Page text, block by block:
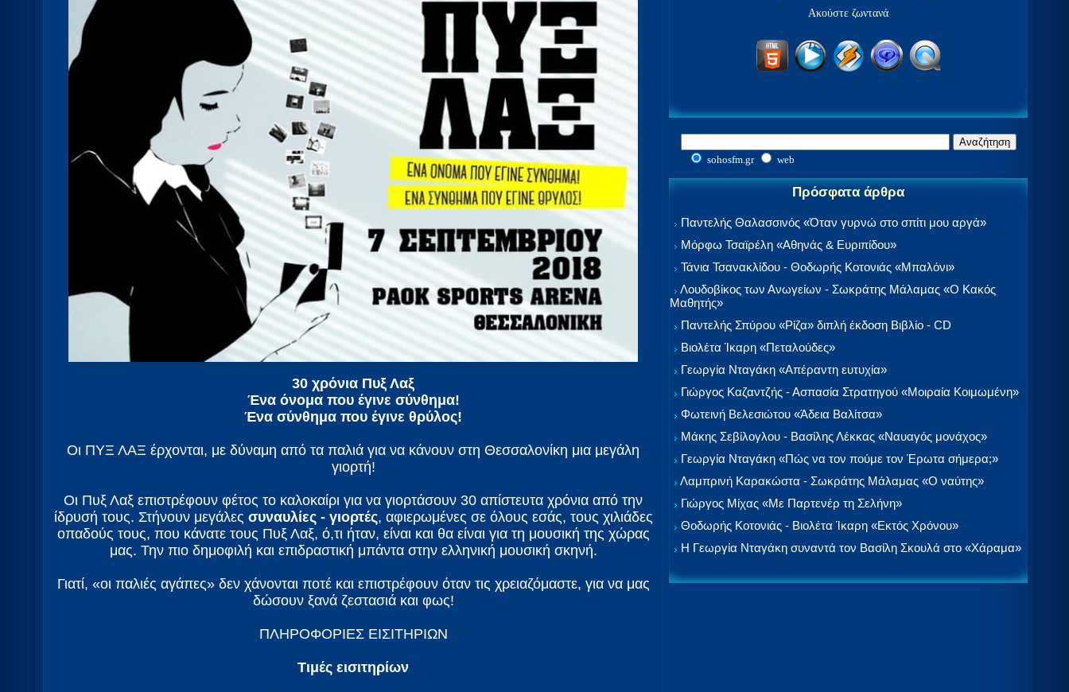
30 χρόνια Πυξ Λαξ
Ένα όνομα που έγινε σύνθημα!
Ένα σύνθημα που έγινε θρύλος!
Οι ΠΥΞ ΛΑΞ έρχονται, με δύναμη από τα παλιά για να κάνουν στη Θεσσαλονίκη μια μεγάλη
γιορτή!
Οι Πυξ Λαξ επιστρέφουν φέτος το καλοκαίρι για να γιορτάσουν 30 απίστευτα χρόνια από την
ίδρυσή τους. Στήνουν μεγάλες συναυλίες - γιορτές, αφιερωμένες σε όλους εσάς, τους χιλιάδες
οπαδούς τους, που κάνατε τους Πυξ Λαξ, ό,τι ήταν, είναι και θα είναι για τη μουσική της χώρας
μας. Την πιο δημοφιλή και επιδραστική μπάντα στην ελληνική μουσική σκηνή.
Γιατί, «οι παλιές αγάπες» δεν χάνονται ποτέ και επιστρέφουν όταν τις χρειαζόμαστε, για να μας
δώσουν ξανά ζεστασιά και φως!
ΠΛΗΡΟΦΟΡΙΕΣ ΕΙΣΙΤΗΡΙΩΝ
Τιμές εισιτηρίων
Ακούστε ζωντανά
sohosfm.gr web
Πρόσφατα άρθρα
Παντελής Θαλασσινός «Όταν γυρνώ στο σπίτι μου αργά»
Μόρφω Τσαϊρέλη «Αθηνάς & Ευριπίδου»
Τάνια Τσανακλίδου - Θοδωρής Κοτονιάς «Μπαλόνι»
Λουδοβίκος των Ανωγείων - Σωκράτης Μάλαμας «Ο Κακός
Μαθητής»
Παντελής Σπύρου «Ρίζα» διπλή έκδοση Βιβλίο - CD
Βιολέτα Ίκαρη «Πεταλούδες»
Γεωργία Νταγάκη «Aπέραντη ευτυχία»
Γιώργος Καζαντζής - Ασπασία Στρατηγού «Μοιραία Κοιμωμένη»
Φωτεινή Βελεσιώτου «Άδεια Βαλίτσα»
Μάκης Σεβίλογλου - Βασίλης Λέκκας «Ναυαγός μονάχος»
Γεωργία Νταγάκη «Πώς να τον πούμε τον Έρωτα σήμερα;»
Λαμπρινή Καρακώστα - Σωκράτης Μάλαμας «Ο ναύτης»
Γιώργος Μίχας «Με Παρτενέρ τη Σελήνη»
Θοδωρής Κοτονιάς - Βιολέτα Ίκαρη «Εκτός Χρόνου»
Η Γεωργία Νταγάκη συναντά τον Βασίλη Σκουλά στο «Χάραμα»